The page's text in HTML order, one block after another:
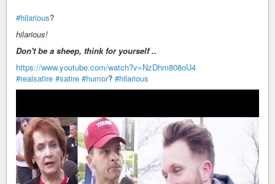
#hilarious?
hilarious!
Don't be a sheep, think for yourself ..
https://www.youtube.com/watch?v=NzDhm808oU4
#realsatire #satire #humor? #hilarious